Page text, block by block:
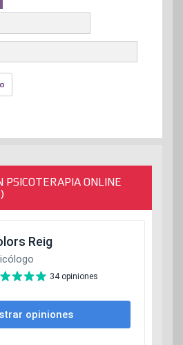
PSICOTERAPIA ONLINE